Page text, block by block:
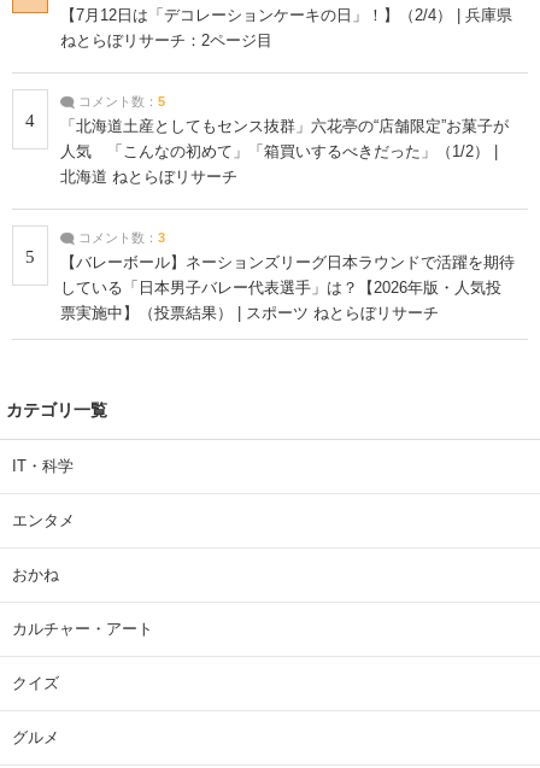
【7月12日は「デコレーションケーキの日」！】（2/4） | 兵庫県
ねとらぼリサーチ：2ページ目
4
コメント数： 5
「北海道土産としてもセンス抜群」六花亭の“店舗限定”お菓子が
人気 「こんなの初めて」「箱買いするべきだった」（1/2） |
北海道 ねとらぼリサーチ
5
コメント数： 3
【バレーボール】ネーションズリーグ日本ラウンドで活躍を期待
している「日本男子バレー代表選手」は？【2026年版・人気投
票実施中】（投票結果） | スポーツ ねとらぼリサーチ
カテゴリ一覧
IT・科学
エンタメ
おかね
カルチャー・アート
クイズ
グルメ